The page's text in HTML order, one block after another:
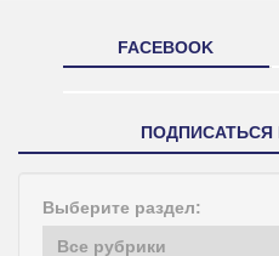
FACEBOOK
ПОДПИСАТЬСЯ
Выберите раздел: